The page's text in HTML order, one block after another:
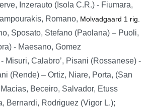
Inzerauto (Isola C.R.) - Fiumara,
Romano, Molvadgaard 1 rig.
Sposato, Stefano (Paolana) – Puoli,
- Maesano, Gomez
Misuri, Calabro’, Pisani (Rossanese) -
(Rende) – Ortiz, Niare, Porta, (San
Beceiro, Salvador, Etuss
Bernardi, Rodriguez (Vigor L.);